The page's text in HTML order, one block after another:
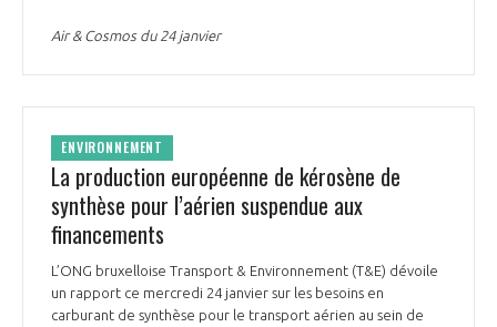
Air & Cosmos du 24 janvier
ENVIRONNEMENT
La production européenne de kérosène de
synthèse pour l’aérien suspendue aux
financements
L’ONG bruxelloise Transport & Environnement (T&E) dévoile
un rapport ce mercredi 24 janvier sur les besoins en
carburant de synthèse pour le transport aérien au sein de